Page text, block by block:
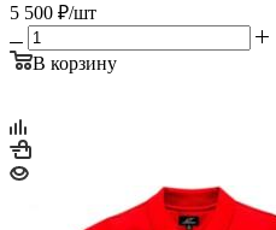
5 500 ₽/шт
В корзину